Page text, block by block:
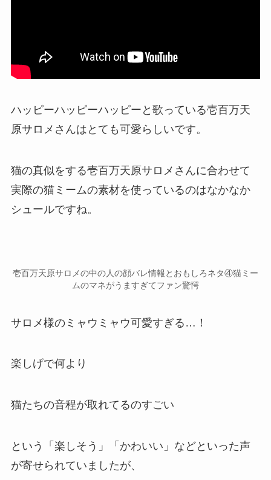
ハッピーハッピーハッピー と歌っている壱百万天
原サロメさんはとても可愛らしいです。
猫の真似をする壱百万天原サロメさんに合わせて
実際の猫ミームの素材を使っているのはなかなか
シュールですね。
壱百万天原サロメの中の人の顔バレ情報とおもしろネタ④猫ミー
ムのマネがうますぎてファン驚愕
サロメ様のミャウミャウ可愛すぎる…！
楽しげで何より
猫たちの音程が取れてるのすごい
という「楽しそう」「かわいい」などといった声
が寄せられていましたが、